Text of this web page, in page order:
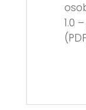
1.0